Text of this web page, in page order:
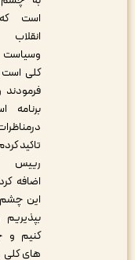
است که رهبر
انقلاب تعریف
وسیاست های
کلی است که ابلاغ
فرمودند و قانون
برنامه است که
درمناظرات بر آن
تاکید کردم.
رییس جمهور
اضافه کرد: اگر ما
این چشم انداز را
بپذیریم و عمل
کنیم و چارچوب
های کلی رهبری را